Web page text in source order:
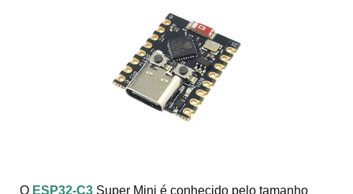
O ESP32-C3 Super Mini é conhecido pelo tamanho